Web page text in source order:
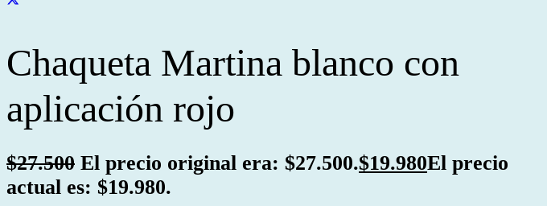
Chaqueta Martina blanco con
aplicación rojo
$27.500 El precio original era: $27.500.$19.980El precio
actual es: $19.980.